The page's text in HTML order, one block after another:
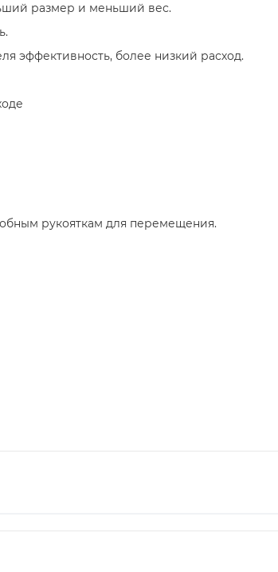
размер и меньший вес.
эффективность, более низкий расход.
рукояткам для перемещения.